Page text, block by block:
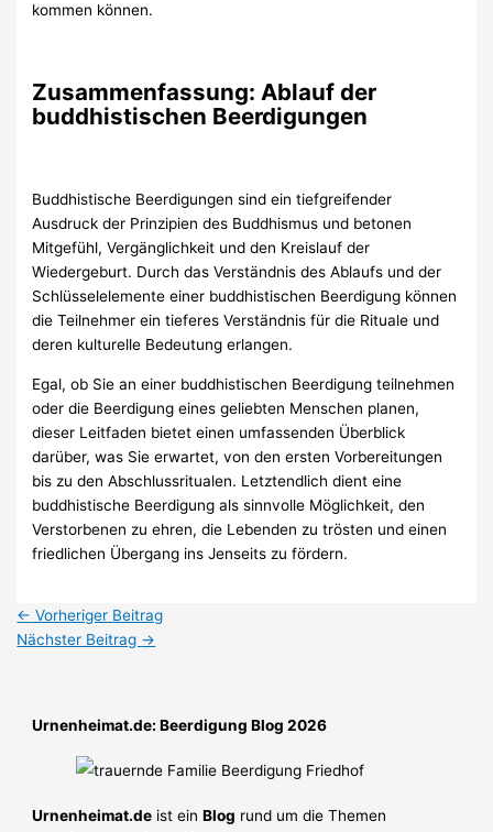
kommen können.
Zusammenfassung: Ablauf der
buddhistischen Beerdigungen
Buddhistische Beerdigungen sind ein tiefgreifender
Ausdruck der Prinzipien des Buddhismus und betonen
Mitgefühl, Vergänglichkeit und den Kreislauf der
Wiedergeburt. Durch das Verständnis des Ablaufs und der
Schlüsselelemente einer buddhistischen Beerdigung können
die Teilnehmer ein tieferes Verständnis für die Rituale und
deren kulturelle Bedeutung erlangen.
Egal, ob Sie an einer buddhistischen Beerdigung teilnehmen
oder die Beerdigung eines geliebten Menschen planen,
dieser Leitfaden bietet einen umfassenden Überblick
darüber, was Sie erwartet, von den ersten Vorbereitungen
bis zu den Abschlussritualen. Letztendlich dient eine
buddhistische Beerdigung als sinnvolle Möglichkeit, den
Verstorbenen zu ehren, die Lebenden zu trösten und einen
friedlichen Übergang ins Jenseits zu fördern.
← Vorheriger Beitrag
Nächster Beitrag →
Urnenheimat.de: Beerdigung Blog 2026
Urnenheimat.de ist einBlog rund um die Themen